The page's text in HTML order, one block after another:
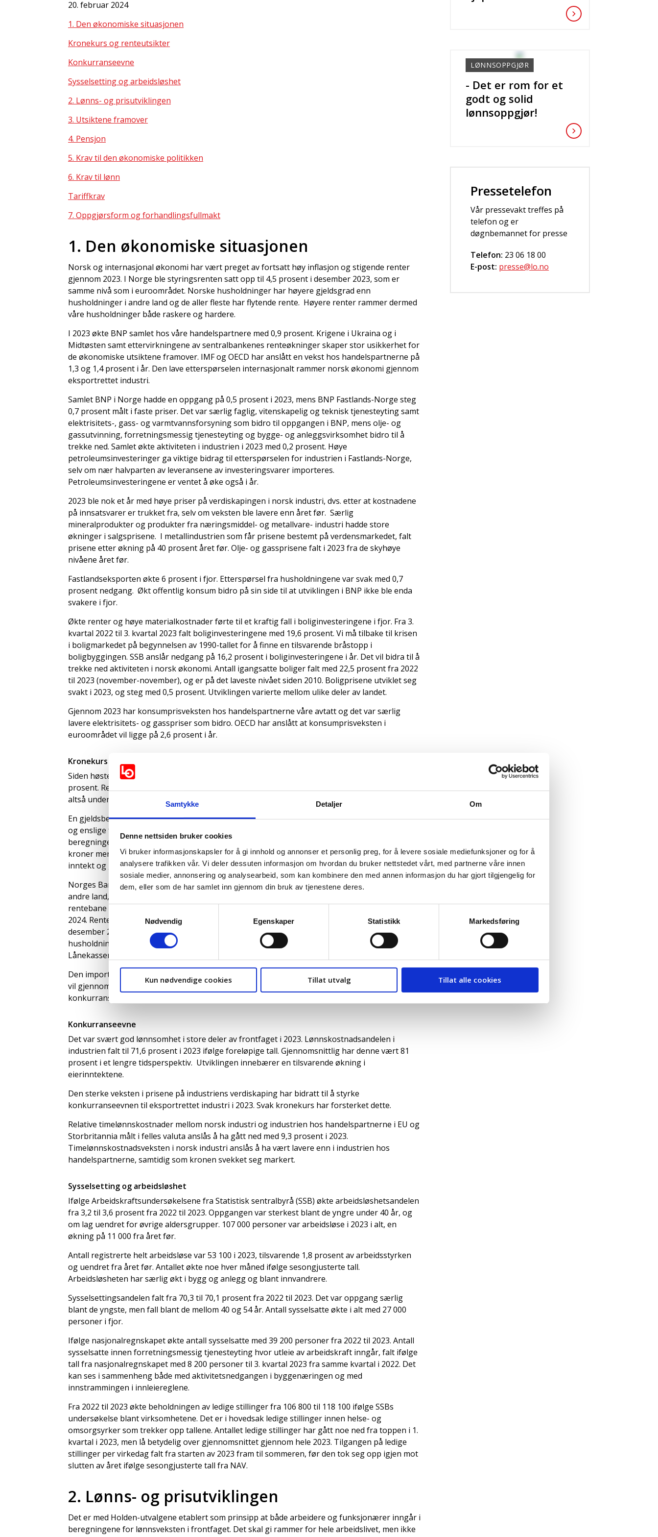
Samtykke Detaljer Om
Denne nettsiden bruker cookies
Vi bruker informasjonskapsler for å gi innhold og annonser et personlig preg, for å levere sosiale mediefunksjoner og for å
analysere trafikken vår. Vi deler dessuten informasjon om hvordan du bruker nettstedet vårt, med partnerne våre innen
sosiale medier, annonsering og analysearbeid, som kan kombinere den med annen informasjon du har gjort tilgjengelig for
dem, eller som de har samlet inn gjennom din bruk av tjenestene deres.
Nødvendig
Egenskaper Statistikk Markedsføring
Kun nødvendige cookies Tillat utvalg Tillat alle cookies
20. februar 2024
1. Den økonomiske situasjonen
Kronekurs og renteutsikter
Konkurranseevne
Sysselsetting og arbeidsløshet
2. Lønns- og prisutviklingen
3. Utsiktene framover
4. Pensjon
5. Krav til den økonomiske politikken
6. Krav til lønn
Tariffkrav
7. Oppgjørsform og forhandlingsfullmakt
1. Den økonomiske situasjonen
Norsk og internasjonal økonomi har vært preget av fortsatt høy inflasjon og stigende renter
gjennom 2023. I Norge ble styringsrenten satt opp til 4,5 prosent i desember 2023, som er
samme nivå som i euroområdet. Norske husholdninger har høyere gjeldsgrad enn
husholdninger i andre land og de aller fleste har flytende rente. Høyere renter rammer dermed
våre husholdninger både raskere og hardere.
I 2023 økte BNP samlet hos våre handelspartnere med 0,9 prosent. Krigene i Ukraina og i
Midtøsten samt ettervirkningene av sentralbankenes renteøkninger skaper stor usikkerhet for
de økonomiske utsiktene framover. IMF og OECD har anslått en vekst hos handelspartnerne på
1,3 og 1,4 prosent i år. Den lave etterspørselen internasjonalt rammer norsk økonomi gjennom
eksportrettet industri.
Samlet BNP i Norge hadde en oppgang på 0,5 prosent i 2023, mens BNP Fastlands-Norge steg
0,7 prosent målt i faste priser. Det var særlig faglig, vitenskapelig og teknisk tjenesteyting samt
elektrisitets-, gass- og varmtvannsforsyning som bidro til oppgangen i BNP, mens olje- og
gassutvinning, forretningsmessig tjenesteyting og bygge- og anleggsvirksomhet bidro til å
trekke ned. Samlet økte aktiviteten i industrien i 2023 med 0,2 prosent. Høye
petroleumsinvesteringer ga viktige bidrag til etterspørselen for industrien i Fastlands-Norge,
selv om nær halvparten av leveransene av investeringsvarer importeres.
Petroleumsinvesteringene er ventet å øke også i år.
2023 ble nok et år med høye priser på verdiskapingen i norsk industri, dvs. etter at kostnadene
på innsatsvarer er trukket fra, selv om veksten ble lavere enn året før. Særlig
mineralprodukter og produkter fra næringsmiddel- og metallvare- industri hadde store
økninger i salgsprisene. I metallindustrien som får prisene bestemt på verdensmarkedet, falt
prisene etter økning på 40 prosent året før. Olje- og gassprisene falt i 2023 fra de skyhøye
nivåene året før.
Fastlandseksporten økte 6 prosent i fjor. Etterspørsel fra husholdningene var svak med 0,7
prosent nedgang. Økt offentlig konsum bidro på sin side til at utviklingen i BNP ikke ble enda
svakere i fjor.
Økte renter og høye materialkostnader førte til et kraftig fall i boliginvesteringene i fjor. Fra 3.
kvartal 2022 til 3. kvartal 2023 falt boliginvesteringene med 19,6 prosent. Vi må tilbake til krisen
i boligmarkedet på begynnelsen av 1990-tallet for å finne en tilsvarende bråstopp i
boligbyggingen. SSB anslår nedgang på 16,2 prosent i boliginvesteringene i år. Det vil bidra til å
trekke ned aktiviteten i norsk økonomi. Antall igangsatte boliger falt med 22,5 prosent fra 2022
til 2023 (november-november), og er på det laveste nivået siden 2010. Boligprisene utviklet seg
svakt i 2023, og steg med 0,5 prosent. Utviklingen varierte mellom ulike deler av landet.
Gjennom 2023 har konsumprisveksten hos handelspartnerne våre avtatt og det var særlig
lavere elektrisitets- og gasspriser som bidro. OECD har anslått at konsumprisveksten i
euroområdet vil ligge på 2,6 prosent i år.
Kronekurs og renteutsikter
Siden høsten 2021 og ut 2023 har Norges Bank hevet styringsrenten 14 ganger, opp til 4,5
prosent. Rentebelastningen lå i 3. kvartal 2023 på 9,9 prosent, det høyeste nivået siden 1992,
altså under bankkrisen.
En gjeldsbelastning på over fire ganger inntekt er vanligst blant unge og for småbarnsfamilier
og enslige forsørgere. Renteøkningene rammer særlig barnefamilier ifølge SSB . Deres
beregninger viser at dersom renten holder seg høy i 2024, vil enslige med barn ha 34 000
kroner mer i renteutgifter i 2024 enn de hadde i 2021. Par med barn har ofte både høyere
inntekt og gjeld, og vil i snitt få 66 000 kroner i økte renteutgifter, sammenlignet med 2021.
Norges Bank signaliserte ved rentemøtet i desember at rentetoppen var nådd, i likhet med i
andre land, men hevet da styringsrenten til 4,5 prosent. Videre skisserer sentralbanken en
rentebane der styringsrenten holdes på 4,5 prosent frem til høsten med kun ett rentekutt i
2024. Renten både på nye og på utestående boliglån til husholdningene lå på nær 5,6 prosent i
desember 2023. Varslingstid for bankenes renteendringer overfor kundene, tilsier at
husholdningenes boliglånsrenter vil øke videre i år. Den flytende renten på studielån i
Lånekassen har økt til 4,8 prosent i januar 2024.
Den importveide kronekursen (I-44) svekket seg med 7,8 prosent fra 2022 til 2023. Svak krone
vil gjennom økte importpriser bidra til å holde inflasjonen oppe samtidig som
konkurranseevnen i eksportrettet industri styrkes av kursutviklingen.
Konkurranseevne
Det var svært god lønnsomhet i store deler av frontfaget i 2023. Lønnskostnadsandelen i
industrien falt til 71,6 prosent i 2023 ifølge foreløpige tall. Gjennomsnittlig har denne vært 81
prosent i et lengre tidsperspektiv. Utviklingen innebærer en tilsvarende økning i
eierinntektene.
Den sterke veksten i prisene på industriens verdiskaping har bidratt til å styrke
konkurranseevnen til eksportrettet industri i 2023. Svak kronekurs har forsterket dette.
Relative timelønnskostnader mellom norsk industri og industrien hos handelspartnerne i EU og
Storbritannia målt i felles valuta anslås å ha gått ned med 9,3 prosent i 2023.
Timelønnskostnadsveksten i norsk industri anslås å ha vært lavere enn i industrien hos
handelspartnerne, samtidig som kronen svekket seg markert.
Sysselsetting og arbeidsløshet
Ifølge Arbeidskraftsundersøkelsene fra Statistisk sentralbyrå (SSB) økte arbeidsløshetsandelen
fra 3,2 til 3,6 prosent fra 2022 til 2023. Oppgangen var sterkest blant de yngre under 40 år, og
om lag uendret for øvrige aldersgrupper. 107 000 personer var arbeidsløse i 2023 i alt, en
økning på 11 000 fra året før.
Antall registrerte helt arbeidsløse var 53 100 i 2023, tilsvarende 1,8 prosent av arbeidsstyrken
og uendret fra året før. Antallet økte noe hver måned ifølge sesongjusterte tall.
Arbeidsløsheten har særlig økt i bygg og anlegg og blant innvandrere.
Sysselsettingsandelen falt fra 70,3 til 70,1 prosent fra 2022 til 2023. Det var oppgang særlig
blant de yngste, men fall blant de mellom 40 og 54 år. Antall sysselsatte økte i alt med 27 000
personer i fjor.
Ifølge nasjonalregnskapet økte antall sysselsatte med 39 200 personer fra 2022 til 2023. Antall
sysselsatte innen forretningsmessig tjenesteyting hvor utleie av arbeidskraft inngår, falt ifølge
tall fra nasjonalregnskapet med 8 200 personer til 3. kvartal 2023 fra samme kvartal i 2022. Det
kan ses i sammenheng både med aktivitetsnedgangen i byggenæringen og med
innstrammingen i innleiereglene.
Fra 2022 til 2023 økte beholdningen av ledige stillinger fra 106 800 til 118 100 ifølge SSBs
undersøkelse blant virksomhetene. Det er i hovedsak ledige stillinger innen helse- og
omsorgsyrker som trekker opp tallene. Antallet ledige stillinger har gått noe ned fra toppen i 1.
kvartal i 2023, men lå betydelig over gjennomsnittet gjennom hele 2023. Tilgangen på ledige
stillinger per virkedag falt fra starten av 2023 fram til sommeren, før den tok seg opp igjen mot
slutten av året ifølge sesongjusterte tall fra NAV.
2. Lønns- og prisutviklingen
Det er med Holden-utvalgene etablert som prinsipp at både arbeidere og funksjonærer inngår i
beregningene for lønnsveksten i frontfaget. Det skal gi rammer for hele arbeidslivet, men ikke
- Det er rom for et
godt og solid
lønnsoppgjør!
LØNNSOPPGJØR
Kontakt
Pressetelefon
Vår pressevakt treffes på
telefon og er
døgnbemannet for presse
Telefon: 23 06 18 00
E-post: presse@lo.no